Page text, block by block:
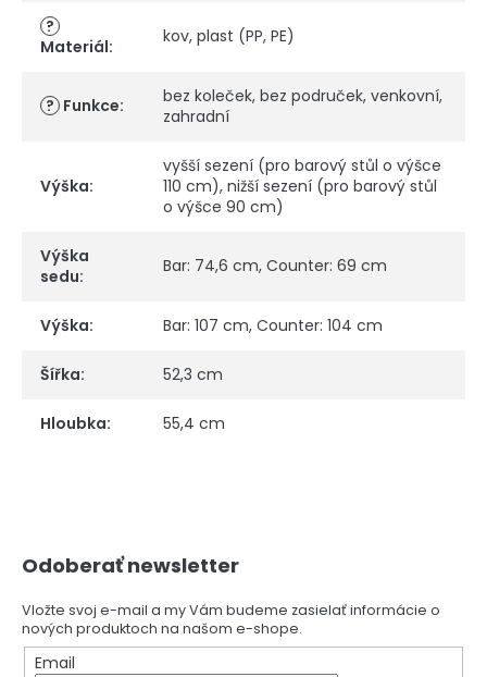
?
Materiál: kov, plast (PP, PE)
? Funkce: bez koleček, bez područek, venkovní,
zahradní
Výška:
vyšší sezení (pro barový stůl o výšce
110 cm), nižší sezení (pro barový stůl
o výšce 90 cm)
Výška
sedu: Bar: 74,6 cm, Counter: 69 cm
Výška: Bar: 107 cm, Counter: 104 cm
Šířka: 52,3 cm
Hloubka: 55,4 cm
Odoberať newsletter
Vložte svoj e-mail a my Vám budeme zasielať informácie o
nových produktoch na našom e-shope.
Email